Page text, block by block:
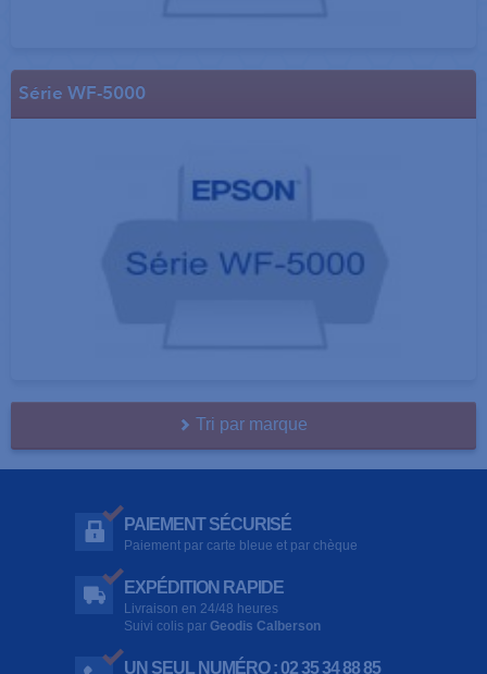
Série WF-5000
Tri par marque
PAIEMENT SÉCURISÉ
Paiement par carte bleue et par chèque
EXPÉDITION RAPIDE
Livraison en 24/48 heures
Suivi colis par Geodis Calberson
UN SEUL NUMÉRO : 02 35 34 88 85